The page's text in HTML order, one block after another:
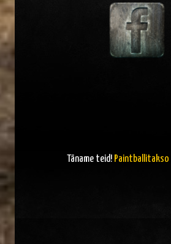
Täname teid! Paintballitakso